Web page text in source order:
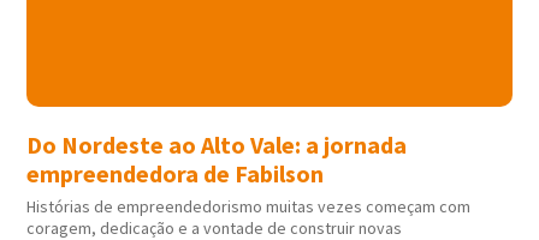
Do Nordeste ao Alto Vale: a jornada
empreendedora de Fabilson
Histórias de empreendedorismo muitas vezes começam com
coragem, dedicação e a vontade de construir novas